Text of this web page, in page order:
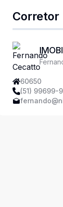
Corretor
60650
(51) 99699-